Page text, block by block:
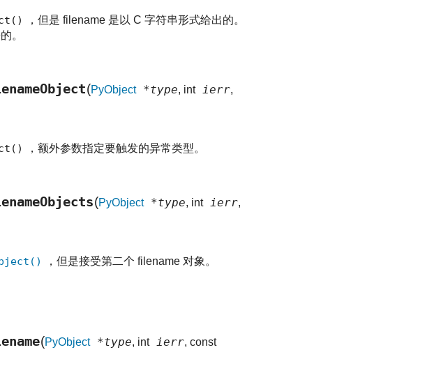
，但是 filename 是以 C 字符串形式给出的。
。
(PyObject*type, intierr,
，额外参数指定要触发的异常类型。
(PyObject*type, intierr,
，但是接受第二个 filename 对象。
(PyObject*type, intierr, const